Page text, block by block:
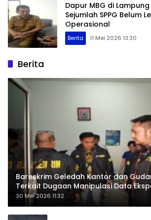
Dapur MBG di
Sejumlah SPPG Belum
Operasional
Berita 11 Mei 2026 13:30
Berita
Bareskrim Geledah Kantor dan
Terkait Dugaan Manipulasi Data
30 Mei 2026 11:32